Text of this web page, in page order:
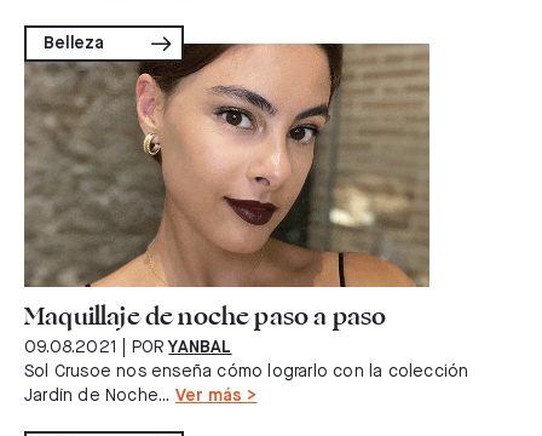
Belleza
Maquillaje de noche paso a paso
09.08.2021 | POR YANBAL
Sol Crusoe nos enseña cómo lograrlo con la colección
Jardín de Noche... Ver más >